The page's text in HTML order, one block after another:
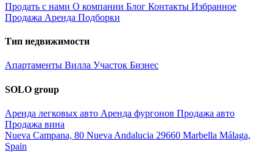
Продать с нами О компании Блог Контакты Избранное
Продажа Аренда Подборки
Тип недвижимости
Апартаменты Вилла Участок Бизнес
SOLO group
Аренда легковых авто Аренда фургонов Продажа авто
Продажа вина
Nueva Campana, 80 Nueva Andalucia 29660 Marbella Málaga,
Spain